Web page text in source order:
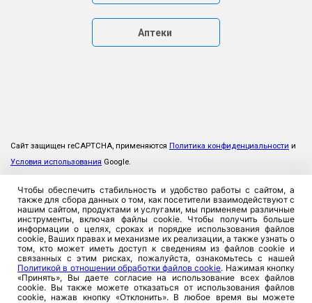
Аптеки
Сайт защищен reCAPTCHA, применяются Политика конфиденциальности и
Условия использования Google.
Чтобы обеспечить стабильность и удобство работы с сайтом, а
также для сбора данных о том, как посетители взаимодействуют с
нашим сайтом, продуктами и услугами, мы применяем различные
инструменты, включая файлы cookie. Чтобы получить больше
информации о целях, сроках и порядке использования файлов
cookie, Ваших правах и механизме их реализации, а также узнать о
том, кто может иметь доступ к сведениям из файлов cookie и
связанных с этим рисках, пожалуйста, ознакомьтесь с нашей
Политикой в отношении обработки файлов cookie. Нажимая кнопку
«Принять», Вы даете согласие на использование всех файлов
cookie. Вы также можете отказаться от использования файлов
cookie, нажав кнопку «Отклонить». В любое время вы можете